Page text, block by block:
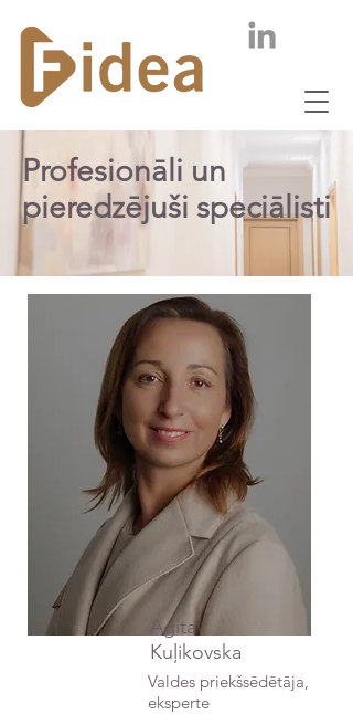
Profesionāli un
pieredzējuši speciālisti
Agita
Kuļikovska
Valdes priekšsēdētāja,
eksperte